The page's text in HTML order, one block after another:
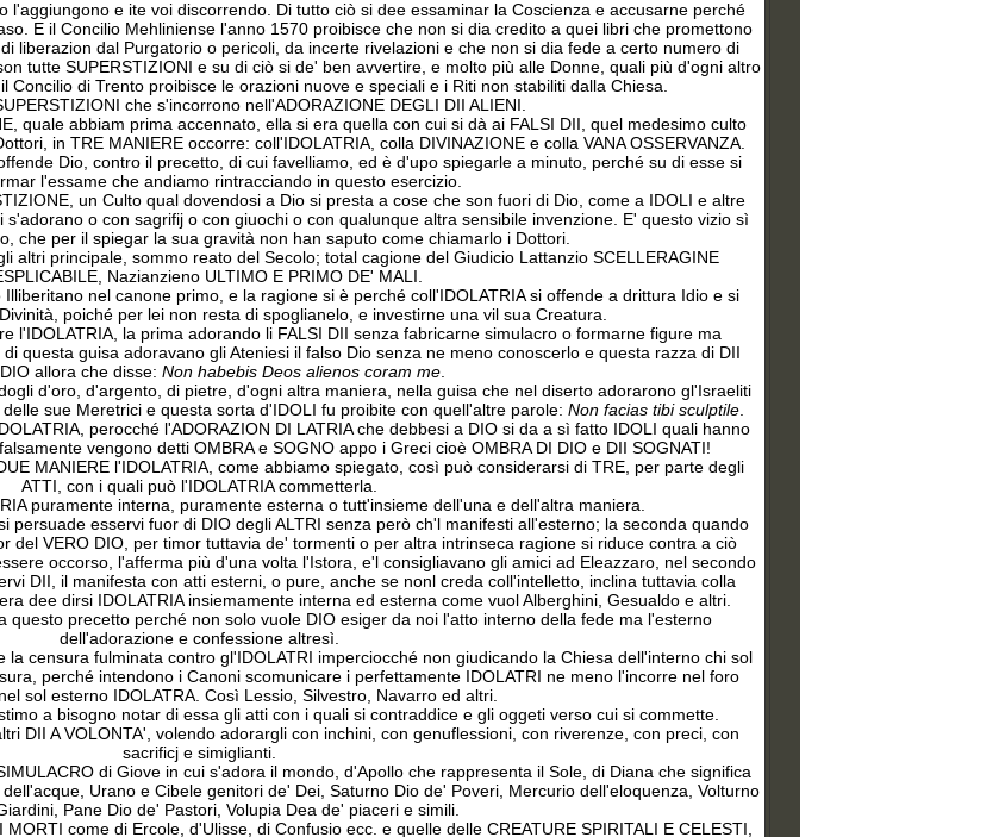
l'aggiungono e ite voi discorrendo. Di tutto ciò si dee essaminar la Coscienza e accusarne perché
E il Concilio Mehliniense l'anno 1570 proibisce che non si dia credito a quei libri che promettono
liberazion dal Purgatorio o pericoli, da incerte rivelazioni e che non si dia fede a certo numero di
tutte SUPERSTIZIONI e su di ciò si de' ben avvertire, e molto più alle Donne, quali più d'ogni altro
Concilio di Trento proibisce le orazioni nuove e speciali e i Riti non stabiliti dalla Chiesa.
che s'incorrono nell'ADORAZIONE DEGLI DII ALIENI.
quale abbiam prima accennato, ella si era quella con cui si dà ai FALSI DII, quel medesimo culto
in TRE MANIERE occorre: coll'IDOLATRIA, colla DIVINAZIONE e colla VANA OSSERVANZA.
Dio, contro il precetto, di cui favelliamo, ed è d'upo spiegarle a minuto, perché su di esse si
l'essame che andiamo rintracciando in questo esercizio.
un Culto qual dovendosi a Dio si presta a cose che son fuori di Dio, come a IDOLI e altre
o con sagrifij o con giuochi o con qualunque altra sensibile invenzione. E' questo vizio sì
che per il spiegar la sua gravità non han saputo come chiamarlo i Dottori.
altri principale, sommo reato del Secolo; total cagione del Giudicio Lattanzio SCELLERAGINE
Nazianzieno ULTIMO E PRIMO DE' MALI.
nel canone primo, e la ragione si è perché coll'IDOLATRIA si offende a drittura Idio e si
poiché per lei non resta di spoglianelo, e investirne una vil sua Creatura.
l'IDOLATRIA, la prima adorando li FALSI DII senza fabricarne simulacro o formarne figure ma
questa guisa adoravano gli Ateniesi il falso Dio senza ne meno conoscerlo e questa razza di DII
allora che disse: Non habebis Deos alienos coram me
d'oro, d'argento, di pietre, d'ogni altra maniera, nella guisa che nel diserto adorarono gl'Israeliti
sue Meretrici e questa sorta d'IDOLI fu proibite con quell'altre parole: Non facias tibi sculptile
perocché l'ADORAZION DI LATRIA che debbesi a DIO si da a sì fatto IDOLI quali hanno
vengono detti OMBRA e SOGNO appo i Greci cioè OMBRA DI DIO e DII SOGNATI!
MANIERE l'IDOLATRIA, come abbiamo spiegato, così può considerarsi di TRE, per parte degli
ATTI, con i quali può l'IDOLATRIA commetterla.
puramente interna, puramente esterna o tutt'insieme dell'una e dell'altra maniera.
persuade esservi fuor di DIO degli ALTRI senza però ch'l manifesti all'esterno; la seconda quando
del VERO DIO, per timor tuttavia de' tormenti o per altra intrinseca ragione si riduce contra a ciò
occorso, l'afferma più d'una volta l'Istora, e'l consigliavano gli amici ad Eleazzaro, nel secondo
DII, il manifesta con atti esterni, o pure, anche se nonl creda coll'intelletto, inclina tuttavia colla
dee dirsi IDOLATRIA insiemamente interna ed esterna come vuol Alberghini, Gesualdo e altri.
questo precetto perché non solo vuole DIO esiger da noi l'atto interno della fede ma l'esterno
dell'adorazione e confessione altresì.
censura fulminata contro gl'IDOLATRI imperciocché non giudicando la Chiesa dell'interno chi sol
perché intendono i Canoni scomunicare i perfettamente IDOLATRI ne meno l'incorre nel foro
sol esterno IDOLATRA. Così Lessio, Silvestro, Navarro ed altri.
a bisogno notar di essa gli atti con i quali si contraddice e gli oggeti verso cui si commette.
DII A VOLONTA', volendo adorargli con inchini, con genuflessioni, con riverenze, con preci, con
sacrificj e simiglianti.
di Giove in cui s'adora il mondo, d'Apollo che rappresenta il Sole, di Diana che significa
Urano e Cibele genitori de' Dei, Saturno Dio de' Poveri, Mercurio dell'eloquenza, Volturno
Pane Dio de' Pastori, Volupia Dea de' piaceri e simili.
come di Ercole, d'Ulisse, di Confusio ecc. e quelle delle CREATURE SPIRITALI E CELESTI,